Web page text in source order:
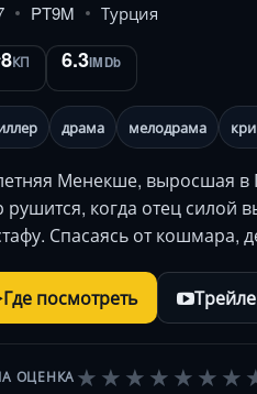
PT9M Турция
8КП 6.3IMDb
драма мелодрама
Менекше, выросшая в
рушится, когда отец силой
Спасаясь от кошмара,
Где посмотреть
ОЦЕНКА ★★★★★★★